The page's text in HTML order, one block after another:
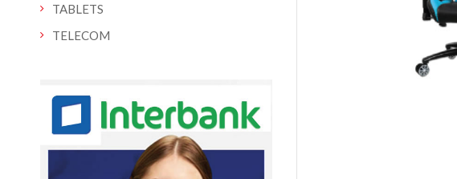
TABLETS
TELECOM